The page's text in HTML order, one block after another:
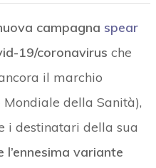
campagna spear
19/coronavirus che
il marchio
Mondiale della Sanità),
i destinatari della sua
variante